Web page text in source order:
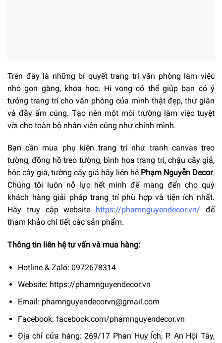
Trên đây là những bí quyết trang trí văn phòng làm việc
nhỏ gọn gàng, khoa học. Hi vọng có thể giúp bạn có ý
tưởng trang trí cho văn phòng của mình thật đẹp, thư giãn
và đầy ấm cúng. Tạo nên một môi trường làm việc tuyệt
vời cho toàn bộ nhân viên cũng như chính mình.
Bạn cần mua phụ kiện trang trí như tranh canvas treo
tường, đồng hồ treo tường, bình hoa trang trí, chậu cây giả,
hộc cây giả, tường cây giả hãy liên hệ Phạm Nguyễn Decor.
Chúng tôi luôn nỗ lực hết mình để mang đến cho quý
khách hàng giải pháp trang trí phù hợp và tiện ích nhất.
Hãy truy cập website https://phamnguyendecor.vn/ để
tham khảo chi tiết các sản phẩm.
Thông tin liên hệ tư vấn và mua hàng:
Hotline & Zalo: 0972678314
Website: https://phamnguyendecor.vn
Email: phamnguyendecorvn@gmail.com
Facebook: facebook.com/phamnguyendecor.vn
Địa chỉ cửa hàng: 269/17 Phan Huy Ích, P. An Hội Tây,